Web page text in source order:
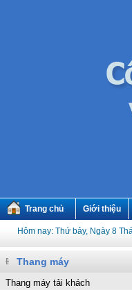
Trang chủ Giới thiệu
Hôm nay: Thứ bảy, Ngày 8
Thang máy
Thang máy tải khách